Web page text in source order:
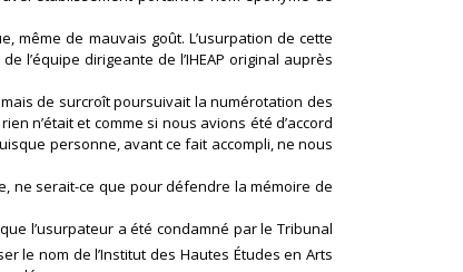
même de mauvais goût. L’usurpation de cette
l’équipe dirigeante de l’IHEAP original auprès
de surcroît poursuivait la numérotation des
n’était et comme si nous avions été d’accord
personne, avant ce fait accompli, ne nous
ne serait-ce que pour défendre la mémoire de
l’usurpateur a été condamné par le Tribunal
le nom de l’Institut des Hautes Études en Arts